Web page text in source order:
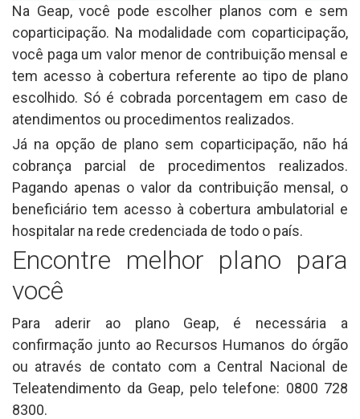
Na Geap, você pode escolher planos com e sem
coparticipação. Na modalidade com coparticipação,
você paga um valor menor de contribuição mensal e
tem acesso à cobertura referente ao tipo de plano
escolhido. Só é cobrada porcentagem em caso de
atendimentos ou procedimentos realizados.
Já na opção de plano sem coparticipação, não há
cobrança parcial de procedimentos realizados.
Pagando apenas o valor da contribuição mensal, o
beneficiário tem acesso à cobertura ambulatorial e
hospitalar na rede credenciada de todo o país.
Encontre melhor plano para
você
Para aderir ao plano Geap, é necessária a
confirmação junto ao Recursos Humanos do órgão
ou através de contato com a Central Nacional de
Teleatendimento da Geap, pelo telefone: 0800 728
8300.